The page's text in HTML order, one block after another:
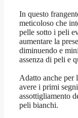
In questo
meticoloso che
pelle sotto i peli
aumentare la
diminuendo e
assenza di peli e
Adatto anche per
avere i primi
assottigliamento
peli bianchi.